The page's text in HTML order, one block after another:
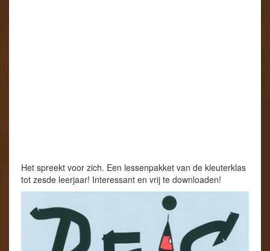
Het spreekt voor zich. Een lessenpakket van de kleuterklas
tot zesde leerjaar! Interessant en vrij te downloaden!